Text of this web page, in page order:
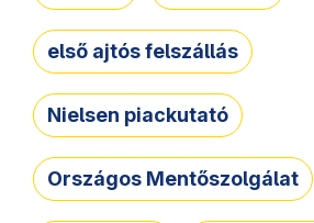
első ajtós felszállás
Nielsen piackutató
Országos Mentőszolgálat